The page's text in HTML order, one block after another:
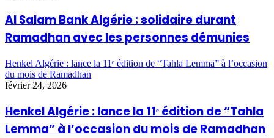
Al Salam Bank Algérie : solidaire durant
Ramadhan avec les personnes démunies
Henkel Algérie : lance la 11ᵉ édition de “Tahla Lemma” à l’occasion
du mois de Ramadhan
février 24, 2026
Henkel Algérie : lance la 11ᵉ édition de “Tahla
Lemma” à l’occasion du mois de Ramadhan